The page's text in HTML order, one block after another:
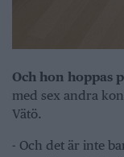
Och hon hoppas
med sex andra
Vätö.
- Och det är inte